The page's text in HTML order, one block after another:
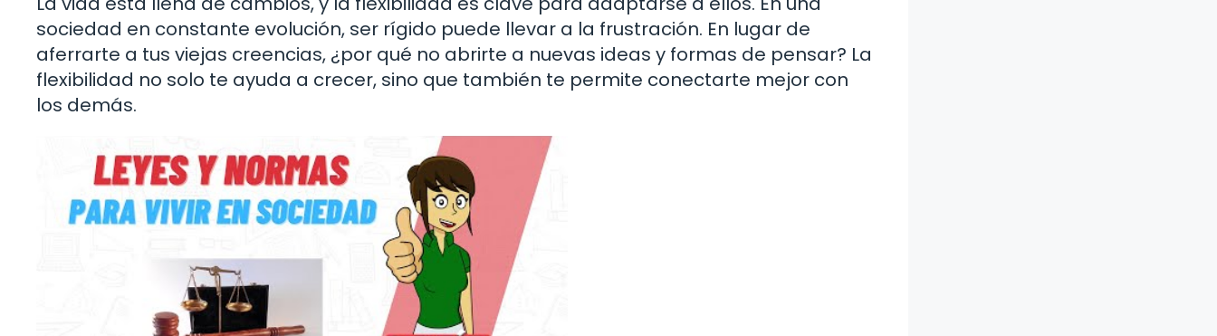
sociedad en constante evolución, ser rígido puede llevar a la frustración. En lugar de
aferrarte a tus viejas creencias, ¿por qué no abrirte a nuevas ideas y formas de pensar? La
flexibilidad no solo te ayuda a crecer, sino que también te permite conectarte mejor con
los demás.